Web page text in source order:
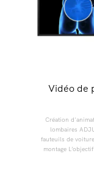
Vidéo de
Création
lombaires
fauteuils de
montage